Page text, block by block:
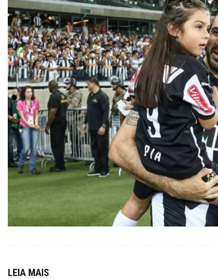
LEIA MAIS